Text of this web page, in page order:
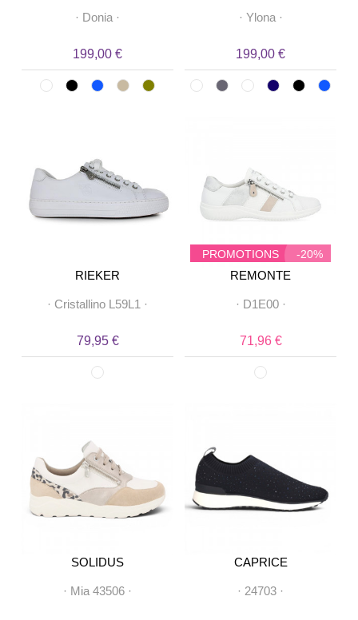
· Donia ·
199,00 €
· Ylona·
199,00 €
RIEKER
· Cristallino L59L1 ·
79,95 €
PROMOTIONS -20%
REMONTE
· D1E00·
71,96 €
SOLIDUS
· Mia 43506 ·
CAPRICE
· 24703 ·